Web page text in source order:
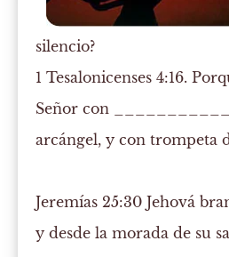
silencio?
1 Tesalonicenses 4:16.
Señor con
arcángel, y contrompeta
Jeremías 25:30 Jehová
y desde la morada de su